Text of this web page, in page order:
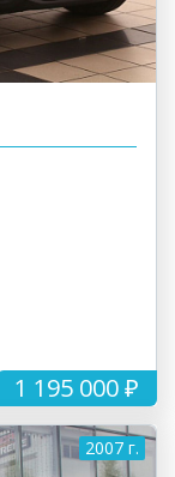
1 195 000 ₽
2007 г.